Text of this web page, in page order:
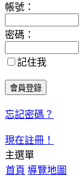
帳號：
密碼：
記住我
忘記密碼？
現在註冊！
主選單
首頁 導覽地圖